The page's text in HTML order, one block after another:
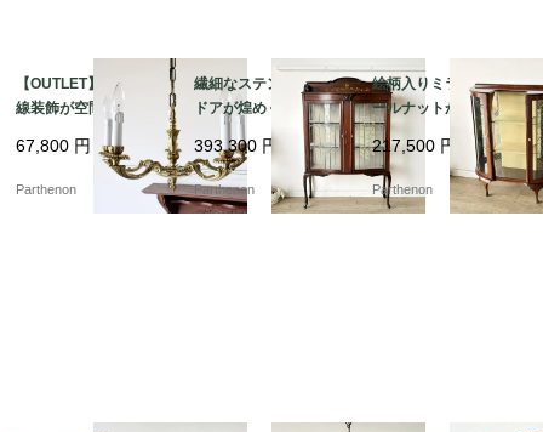
【OUTLET】優雅な曲
線装飾が空間を華やか
に彩るペンダント照
明。クラシカルな雰囲
気を演出する5灯シャン
67,800 円
Parthenon
繊細なステンドグラス
ドアが煌めく、気品漂
うマホガニーガラスキ
ャビネット【k107】
393,300 円
Parthenon
絵柄入りミラーとウォ
ールナットが美しいア
ンティーク・ガラスキ
ャビネット（飾り棚）
【k150】
217,500 円
Parthenon